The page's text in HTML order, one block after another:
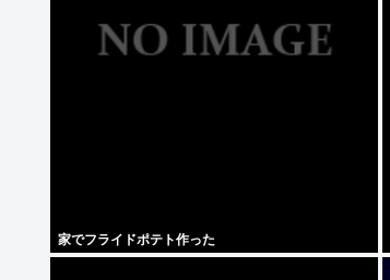
家でフライドポテト作った